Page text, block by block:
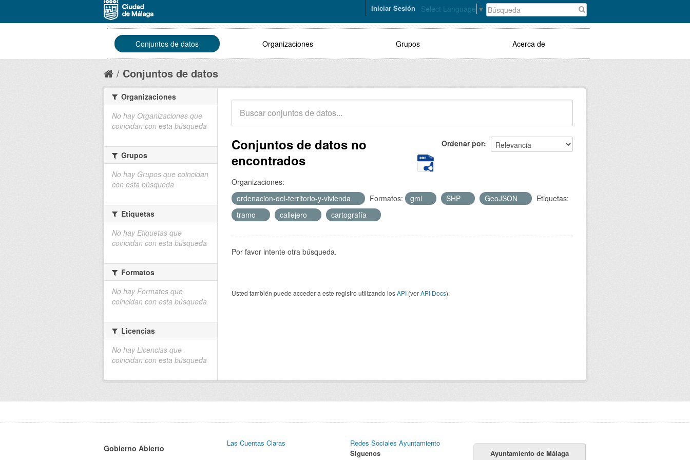
Select Language ▼
Iniciar Sesión
Conjuntos de datos Organizaciones Grupos Acerca de
Conjuntos de datos
Ordenar por
Conjuntos de datos no
encontrados
Organizaciones:
ordenacion-del-territorio-y-vivienda
Formatos: gml SHP GeoJSON
Etiquetas:
tramo
callejero cartografía
Por favor intente otra búsqueda.
Usted también puede acceder a este registro utilizando losAPI (verAPI Docs).
Organizaciones
No hay Organizaciones que
coincidan con esta búsqueda
Grupos
No hay Grupos que coincidan
con esta búsqueda
Etiquetas
No hay Etiquetas que
coincidan con esta búsqueda
Formatos
No hay Formatos que
coincidan con esta búsqueda
Licencias
No hay Licencias que
coincidan con esta búsqueda
Gobierno Abierto
Las Cuentas Claras
Redes Sociales Ayuntamiento
Síguenos
Ayuntamiento de Málaga